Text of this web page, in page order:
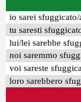
io sarei sfuggicato/
tu saresti
lui/lei sarebbe
noi saremmo
voi sareste
loro sarebbero